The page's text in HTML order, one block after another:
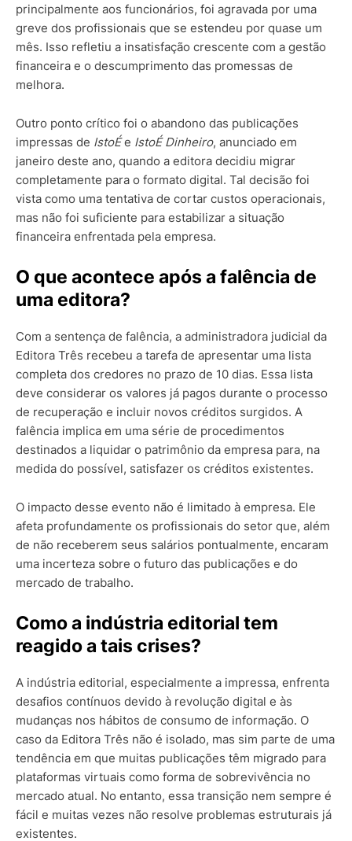
principalmente aos funcionários, foi agravada por uma
greve dos profissionais que se estendeu por quase um
mês. Isso refletiu a insatisfação crescente com a gestão
financeira e o descumprimento das promessas de
melhora.
Outro ponto crítico foi o abandono das publicações
impressas de IstoÉe IstoÉ Dinheiro, anunciado em
janeiro deste ano, quando a editora decidiu migrar
completamente para o formato digital. Tal decisão foi
vista como uma tentativa de cortar custos operacionais,
mas não foi suficiente para estabilizar a situação
financeira enfrentada pela empresa.
O que acontece após a falência de
uma editora?
Com a sentença de falência, a administradora judicial da
Editora Três recebeu a tarefa de apresentar uma lista
completa dos credores no prazo de 10 dias. Essa lista
deve considerar os valores já pagos durante o processo
de recuperação e incluir novos créditos surgidos. A
falência implica em uma série de procedimentos
destinados a liquidar o patrimônio da empresa para, na
medida do possível, satisfazer os créditos existentes.
O impacto desse evento não é limitado à empresa. Ele
afeta profundamente os profissionais do setor que, além
de não receberem seus salários pontualmente, encaram
uma incerteza sobre o futuro das publicações e do
mercado de trabalho.
Como a indústria editorial tem
reagido a tais crises?
A indústria editorial, especialmente a impressa, enfrenta
desafios contínuos devido à revolução digital e às
mudanças nos hábitos de consumo de informação. O
caso da Editora Três não é isolado, mas sim parte de uma
tendência em que muitas publicações têm migrado para
plataformas virtuais como forma de sobrevivência no
mercado atual. No entanto, essa transição nem sempre é
fácil e muitas vezes não resolve problemas estruturais já
existentes.